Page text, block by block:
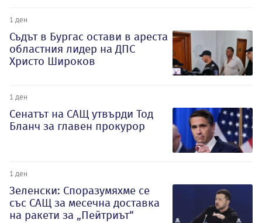
1 ден
Съдът в Бургас остави в ареста
областния лидер на ДПС
Христо Широков
1 ден
Сенатът на САЩ утвърди Тод
Бланч за главен прокурор
1 ден
Зеленски: Споразумяхме се
със САЩ за месечна доставка
на ракети за „Пейтриът“